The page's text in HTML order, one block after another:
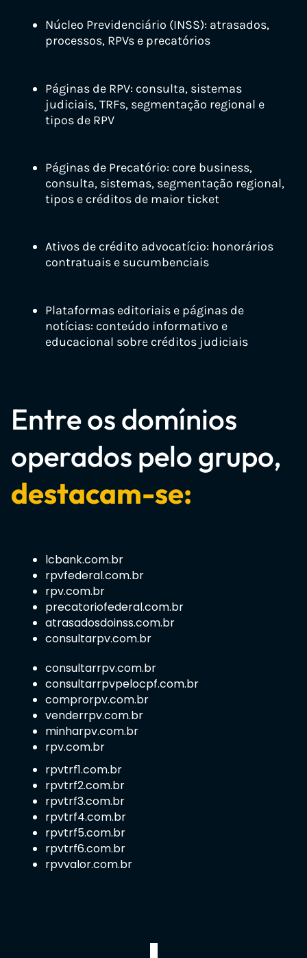
Núcleo Previdenciário (INSS): atrasados,
processos, RPVs e precatórios
Páginas de RPV: consulta, sistemas
judiciais, TRFs, segmentação regional e
tipos de RPV
Páginas de Precatório: core business,
consulta, sistemas, segmentação regional,
tipos e créditos de maior ticket
Ativos de crédito advocatício: honorários
contratuais e sucumbenciais
Plataformas editoriais e páginas de
notícias: conteúdo informativo e
educacional sobre créditos judiciais
Entre os domínios
operados pelo grupo,
destacam-se:
lcbank.com.br
rpvfederal.com.br
rpv.com.br
precatoriofederal.com.br
atrasadosdoinss.com.br
consultarpv.com.br
consultarrpv.com.br
consultarrpvpelocpf.com.br
comprorpv.com.br
venderrpv.com.br
minharpv.com.br
rpv.com.br
rpvtrf1.com.br
rpvtrf2.com.br
rpvtrf3.com.br
rpvtrf4.com.br
rpvtrf5.com.br
rpvtrf6.com.br
rpvvalor.com.br